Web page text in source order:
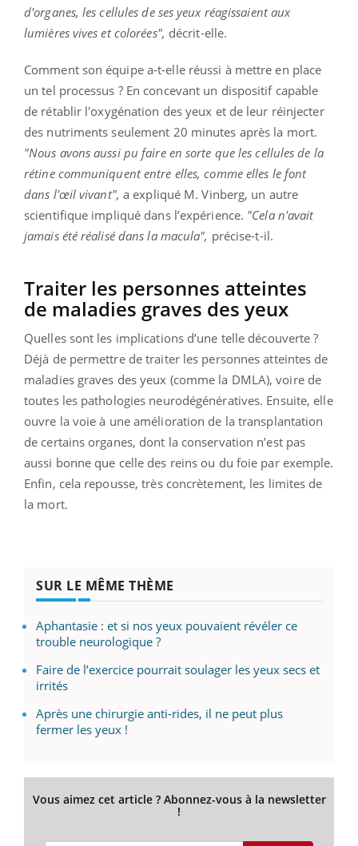
d'organes, les cellules de ses yeux réagissaient aux
lumières vives et colorées", décrit-elle.
Comment son équipe a-t-elle réussi à mettre en place
un tel processus ? En concevant un dispositif capable
de rétablir l'oxygénation des yeux et de leur réinjecter
des nutriments seulement 20 minutes après la mort.
"Nous avons aussi pu faire en sorte que les cellules de la
rétine communiquent entre elles, comme elles le font
dans l'œil vivant", a expliqué M. Vinberg, un autre
scientifique impliqué dans l’expérience. "Cela n'avait
jamais été réalisé dans la macula", précise-t-il.
Traiter les personnes atteintes
de maladies graves des yeux
Quelles sont les implications d’une telle découverte ?
Déjà de permettre de traiter les personnes atteintes de
maladies graves des yeux (comme la DMLA), voire de
toutes les pathologies neurodégénératives. Ensuite, elle
ouvre la voie à une amélioration de la transplantation
de certains organes, dont la conservation n’est pas
aussi bonne que celle des reins ou du foie par exemple.
Enfin, cela repousse, très concrètement, les limites de
la mort.
SUR LE MÊME THÈME
Aphantasie : et si nos yeux pouvaient révéler ce
trouble neurologique ?
Faire de l’exercice pourrait soulager les yeux secs et
irrités
Après une chirurgie anti-rides, il ne peut plus
fermer les yeux !
Vous aimez cet article ? Abonnez-vous à la newsletter
!